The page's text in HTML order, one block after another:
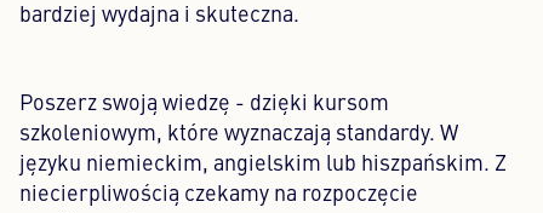
bardziej wydajna i skuteczna.
Poszerz swoją wiedzę - dzięki kursom
szkoleniowym, które wyznaczają standardy. W
języku niemieckim, angielskim lub hiszpańskim. Z
niecierpliwością czekamy na rozpoczęcie